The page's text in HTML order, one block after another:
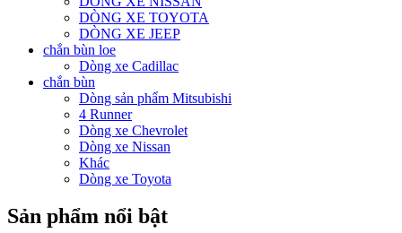
DÒNG XE TOYOTA
DÒNG XE JEEP
chắn bùn loe
Dòng xe Cadillac
chắn bùn
Dòng sản phẩm Mitsubishi
4 Runner
Dòng xe Chevrolet
Dòng xe Nissan
Khác
Dòng xe Toyota
Sản phẩm nổi bật